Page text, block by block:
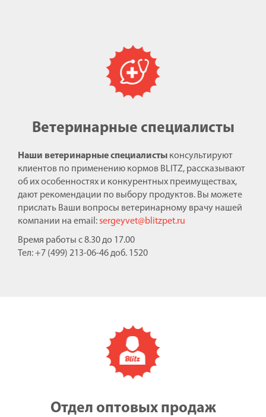
Ветеринарные специалисты
Наши ветеринарные специалисты консультируют
клиентов по применению кормов BLITZ, рассказывают
об их особенностях и конкурентных преимуществах,
дают рекомендации по выбору продуктов. Вы можете
прислать Ваши вопросы ветеринарному врачу нашей
компании на email:sergeyvet@blitzpet.ru
Время работы с 8.30 до 17.00
Тел: +7 (499) 213-06-46 доб. 1520
Отдел оптовых продаж